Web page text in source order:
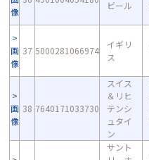
像
ビール
画
像
37 5000281066974
イギリ
ス
画
像
38 7640171033730
スイス
＆リヒ
テンシ
ュタイ
ン
サント